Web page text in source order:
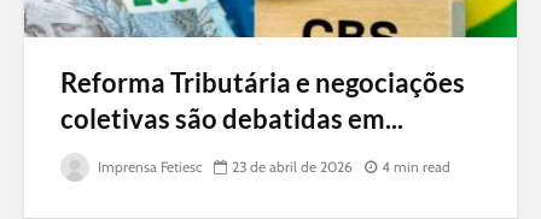
Reforma Tributária e negociações
coletivas são debatidas em...
Imprensa Fetiesc 23 de abril de 2026 4 min read